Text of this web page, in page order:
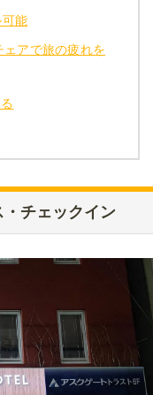
能
アで旅の疲れを
チェックイン